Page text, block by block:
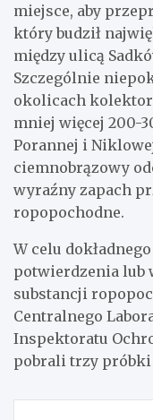
miejsce, aby
który budził
między ulicą
Szczególnie
okolicach
mniej więcej 200-
Porannej i
ciemnobrązowy
wyraźny zapach
ropopochodne.
W celu
potwierdzenia lub
substancji
Centralnego
Inspektoratu
pobrali trzy próbki